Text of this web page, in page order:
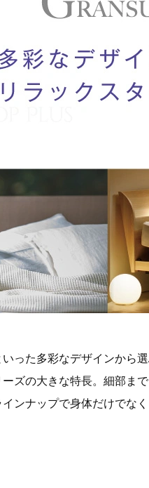
った多彩なデザインから
ズの大きな特長。細部ま
ンナップで身体だけでな